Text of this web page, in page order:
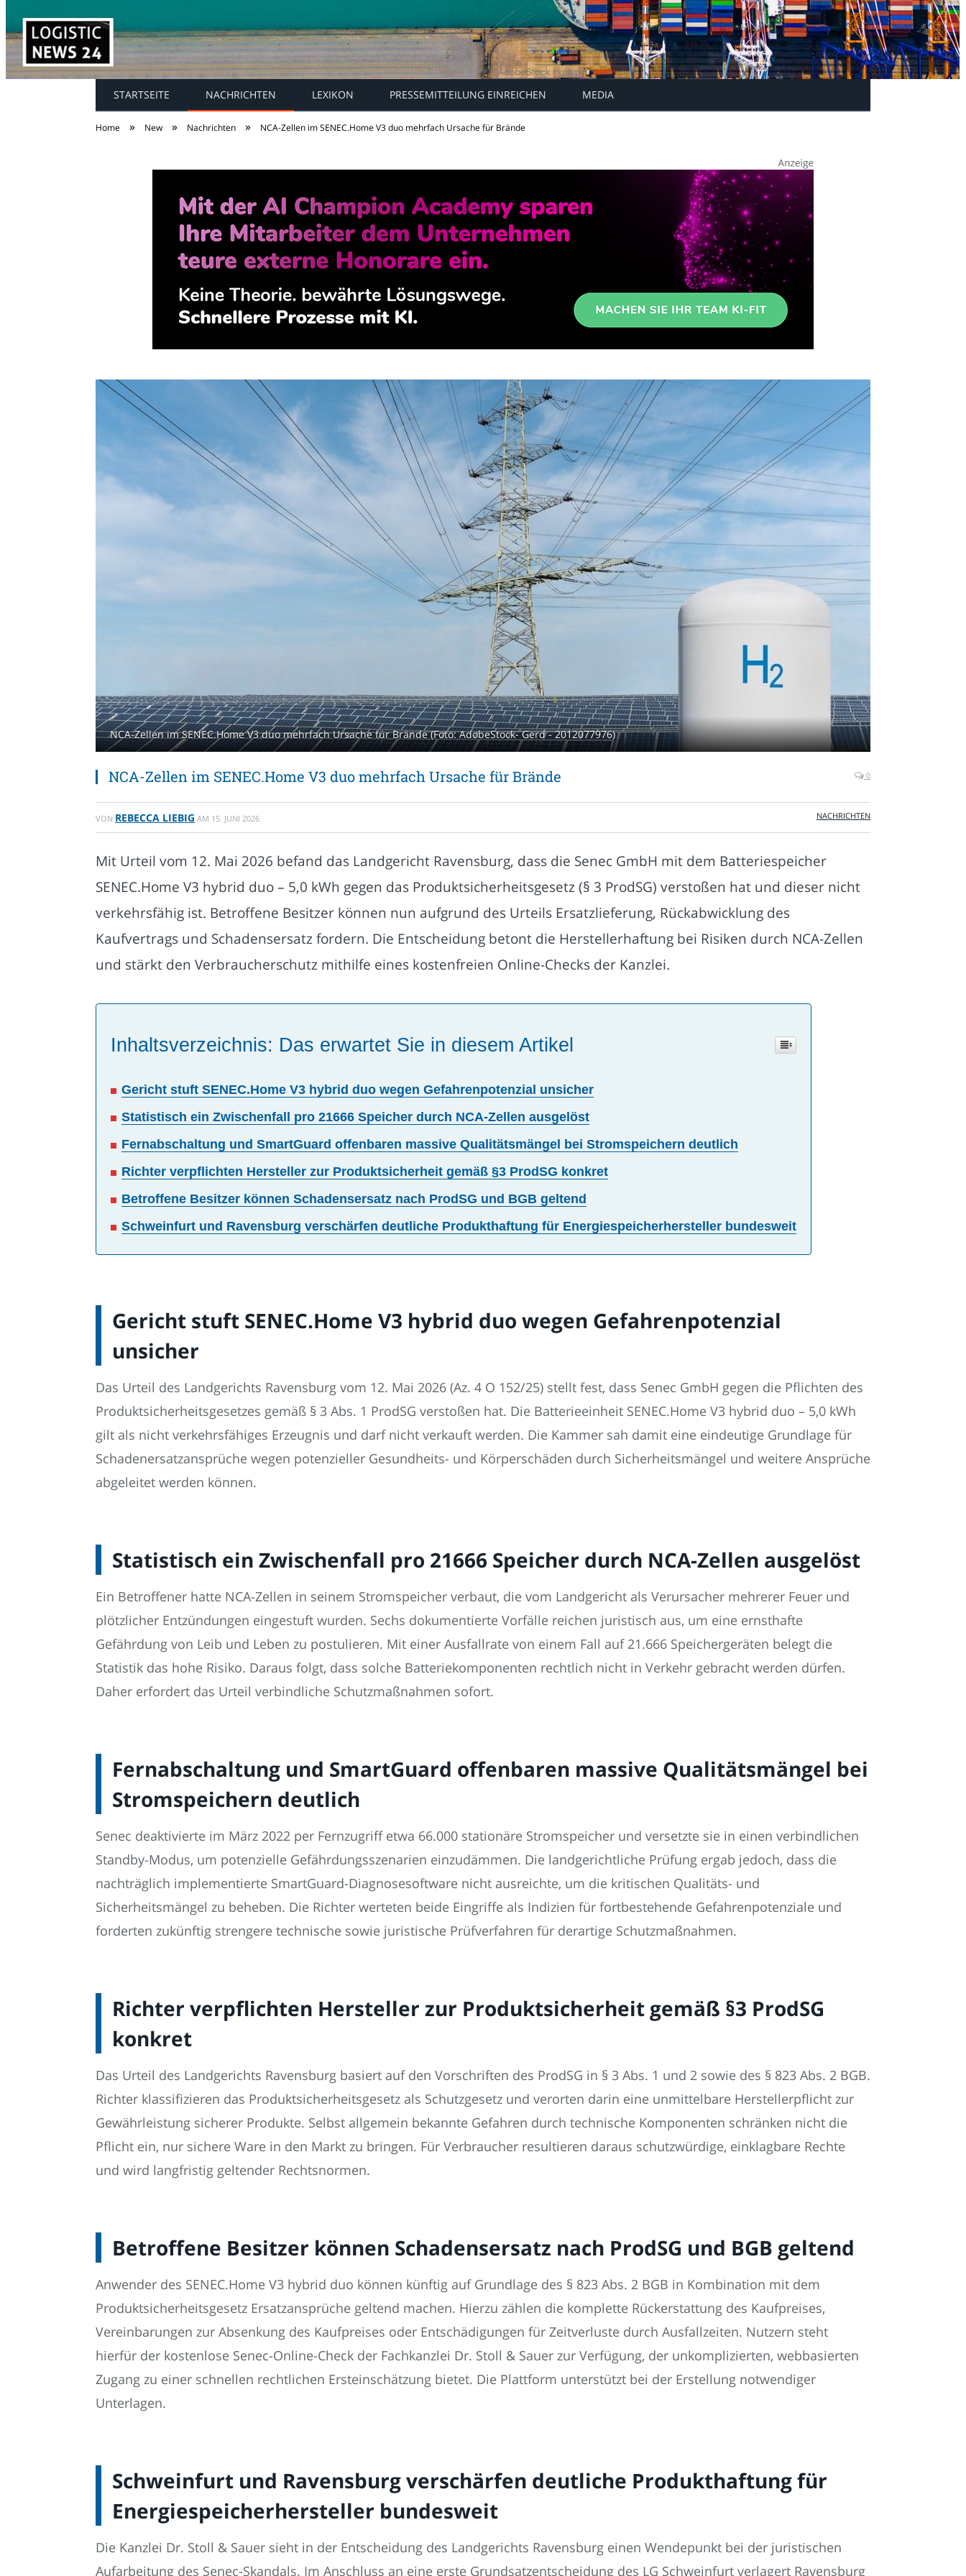
STARTSEITE NACHRICHTEN LEXIKON PRESSEMITTEILUNG EINREICHEN MEDIA
Home » New » Nachrichten » NCA-Zellen im SENEC.Home V3 duo mehrfach Ursache für Brände
NCA-Zellen im SENEC.Home V3 duo mehrfach Ursache für Brände (Foto: AdobeStock- Gerd - 2012077976)
NCA-Zellen im SENEC.Home V3 duo mehrfach Ursache für Brände 0
VON REBECCA LIEBIG AM 15. JUNI 2026 NACHRICHTEN
Mit Urteil vom 12. Mai 2026 befand das Landgericht Ravensburg, dass die Senec GmbH mit dem Batteriespeicher
SENEC.Home V3 hybrid duo – 5,0 kWh gegen das Produktsicherheitsgesetz (§ 3 ProdSG) verstoßen hat und dieser nicht
verkehrsfähig ist. Betroffene Besitzer können nun aufgrund des Urteils Ersatzlieferung, Rückabwicklung des
Kaufvertrags und Schadensersatz fordern. Die Entscheidung betont die Herstellerhaftung bei Risiken durch NCA-Zellen
und stärkt den Verbraucherschutz mithilfe eines kostenfreien Online-Checks der Kanzlei.
Inhaltsverzeichnis: Das erwartet Sie in diesem Artikel
Gericht stuft SENEC.Home V3 hybrid duo wegen Gefahrenpotenzial unsicher
Statistisch ein Zwischenfall pro 21666 Speicher durch NCA-Zellen ausgelöst
Fernabschaltung und SmartGuard offenbaren massive Qualitätsmängel bei Stromspeichern deutlich
Richter verpflichten Hersteller zur Produktsicherheit gemäß §3 ProdSG konkret
Betroffene Besitzer können Schadensersatz nach ProdSG und BGB geltend
Schweinfurt und Ravensburg verschärfen deutliche Produkthaftung für Energiespeicherhersteller bundesweit
Gericht stuft SENEC.Home V3 hybrid duo wegen Gefahrenpotenzial
unsicher
Das Urteil des Landgerichts Ravensburg vom 12. Mai 2026 (Az. 4 O 152/25) stellt fest, dass Senec GmbH gegen die Pflichten des
Produktsicherheitsgesetzes gemäß § 3 Abs. 1 ProdSG verstoßen hat. Die Batterieeinheit SENEC.Home V3 hybrid duo – 5,0 kWh
gilt als nicht verkehrsfähiges Erzeugnis und darf nicht verkauft werden. Die Kammer sah damit eine eindeutige Grundlage für
Schadenersatzansprüche wegen potenzieller Gesundheits- und Körperschäden durch Sicherheitsmängel und weitere Ansprüche
abgeleitet werden können.
Statistisch ein Zwischenfall pro 21666 Speicher durch NCA-Zellen ausgelöst
Ein Betroffener hatte NCA-Zellen in seinem Stromspeicher verbaut, die vom Landgericht als Verursacher mehrerer Feuer und
plötzlicher Entzündungen eingestuft wurden. Sechs dokumentierte Vorfälle reichen juristisch aus, um eine ernsthafte
Gefährdung von Leib und Leben zu postulieren. Mit einer Ausfallrate von einem Fall auf 21.666 Speichergeräten belegt die
Statistik das hohe Risiko. Daraus folgt, dass solche Batteriekomponenten rechtlich nicht in Verkehr gebracht werden dürfen.
Daher erfordert das Urteil verbindliche Schutzmaßnahmen sofort.
Fernabschaltung und SmartGuard offenbaren massive Qualitätsmängel bei
Stromspeichern deutlich
Senec deaktivierte im März 2022 per Fernzugriff etwa 66.000 stationäre Stromspeicher und versetzte sie in einen verbindlichen
Standby-Modus, um potenzielle Gefährdungsszenarien einzudämmen. Die landgerichtliche Prüfung ergab jedoch, dass die
nachträglich implementierte SmartGuard-Diagnosesoftware nicht ausreichte, um die kritischen Qualitäts- und
Sicherheitsmängel zu beheben. Die Richter werteten beide Eingriffe als Indizien für fortbestehende Gefahrenpotenziale und
forderten zukünftig strengere technische sowie juristische Prüfverfahren für derartige Schutzmaßnahmen.
Richter verpflichten Hersteller zur Produktsicherheit gemäß §3 ProdSG
konkret
Das Urteil des Landgerichts Ravensburg basiert auf den Vorschriften des ProdSG in § 3 Abs. 1 und 2 sowie des § 823 Abs. 2 BGB.
Richter klassifizieren das Produktsicherheitsgesetz als Schutzgesetz und verorten darin eine unmittelbare Herstellerpflicht zur
Gewährleistung sicherer Produkte. Selbst allgemein bekannte Gefahren durch technische Komponenten schränken nicht die
Pflicht ein, nur sichere Ware in den Markt zu bringen. Für Verbraucher resultieren daraus schutzwürdige, einklagbare Rechte
und wird langfristig geltender Rechtsnormen.
Betroffene Besitzer können Schadensersatz nach ProdSG und BGB geltend
Anwender des SENEC.Home V3 hybrid duo können künftig auf Grundlage des § 823 Abs. 2 BGB in Kombination mit dem
Produktsicherheitsgesetz Ersatzansprüche geltend machen. Hierzu zählen die komplette Rückerstattung des Kaufpreises,
Vereinbarungen zur Absenkung des Kaufpreises oder Entschädigungen für Zeitverluste durch Ausfallzeiten. Nutzern steht
hierfür der kostenlose Senec-Online-Check der Fachkanzlei Dr. Stoll & Sauer zur Verfügung, der unkomplizierten, webbasierten
Zugang zu einer schnellen rechtlichen Ersteinschätzung bietet. Die Plattform unterstützt bei der Erstellung notwendiger
Unterlagen.
Schweinfurt und Ravensburg verschärfen deutliche Produkthaftung für
Energiespeicherhersteller bundesweit
Die Kanzlei Dr. Stoll & Sauer sieht in der Entscheidung des Landgerichts Ravensburg einen Wendepunkt bei der juristischen
Aufarbeitung des Senec-Skandals. Im Anschluss an eine erste Grundsatzentscheidung des LG Schweinfurt verlagert Ravensburg